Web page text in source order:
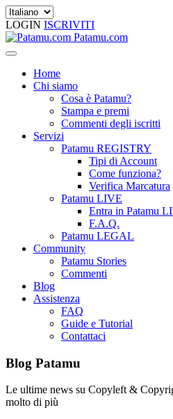
LOGIN ISCRIVITI
Patamu.com
Home
Chi siamo
Cosa è Patamu?
Stampa e premi
Commenti degli iscritti
Servizi
Patamu REGISTRY
Tipi di Account
Come funziona?
Verifica Marcatura
Patamu LIVE
Entra in Patamu
F.A.Q.
Patamu LEGAL
Community
Patamu Stories
Commenti
Blog
Assistenza
FAQ
Guide e Tutorial
Contattaci
Blog Patamu
Le ultime news su Copyleft &
molto di più